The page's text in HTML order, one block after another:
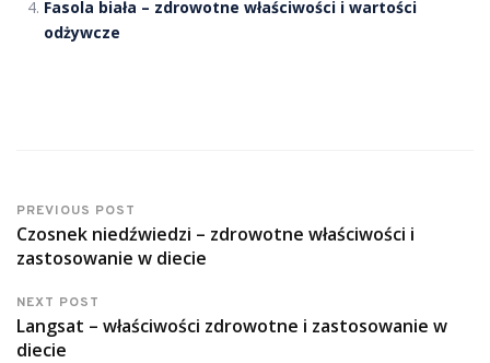
Fasola biała – zdrowotne właściwości i wartości
odżywcze
PREVIOUS POST
Czosnek niedźwiedzi – zdrowotne właściwości i
zastosowanie w diecie
NEXT POST
Langsat – właściwości zdrowotne i zastosowanie w
diecie